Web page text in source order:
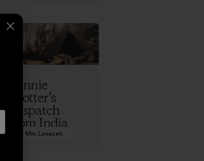
Sonnie
Trotter’s
Dispatch
from India
4 Min. Lesezeit